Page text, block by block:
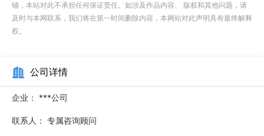
的专业技能。平台为建筑企业提供了便捷的招聘渠道，帮助他
们快速找到合适的油漆工，确保工程进度和质量。在装修行
到具备专业技能的油漆工，满足多样化的装修需求。在家具制
造行业，平台也为家具厂提供了招聘渠道，帮助他们找到擅长
木器漆喷涂的油漆工，提升产品质量。此外，平台还为个体工
匠和小型维修店提供了展示机会，让他们能够承接更多的零散
铺，本站对此不承担任何保证责任。如涉及作品内容、 版权和其他问题，请
及时与本网联系，我们将在第一时间删除内容，本网站对此声明具有最终解释
权。
公司详情
企业： ***公司
联系人： 专属咨询顾问